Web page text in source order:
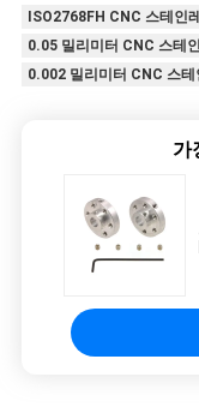
ISO2768FH CNC 스테인
0.05 밀리미터 CNC 스테
0.002 밀리미터 CNC 스
가